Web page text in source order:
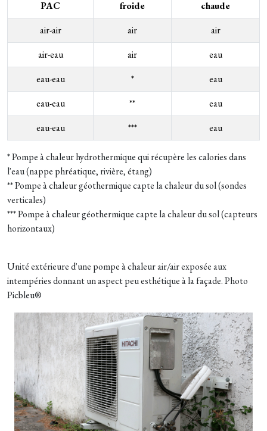
PAC
froide
chaude
air-air
air
air
air-eau
air
eau
eau-eau
*
eau
eau-eau
**
eau
eau-eau
*** eau
* Pompe à chaleur hydrothermique qui récupère les calories dans
l'eau (nappe phréatique, rivière, étang)
** Pompe à chaleur géothermique capte la chaleur du sol (sondes
verticales)
*** Pompe à chaleur géothermique capte la chaleur du sol (capteurs
horizontaux)
Unité extérieure d'une pompe à chaleur air/air exposée aux
intempéries donnant un aspect peu esthétique à la façade. Photo
Picbleu®